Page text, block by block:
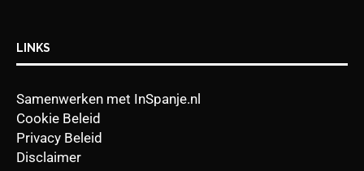
LINKS
Samenwerken met InSpanje.nl
Cookie Beleid
Privacy Beleid
Disclaimer